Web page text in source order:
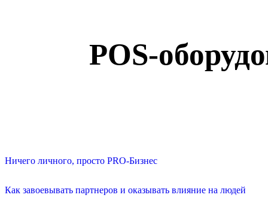
POS-
Ничего личного, просто PRO-Бизнес
Как завоевывать партнеров и оказывать влияние на людей